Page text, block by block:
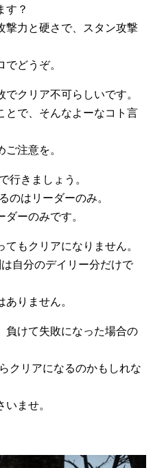
す？
撃力と硬さで、スタン攻撃
どうぞ。
クリア不可らしいです。
とで、そんなよーなコト言
注意を。
行きましょう。
のはリーダーのみ。
ーのみです。
もクリアになりません。
自分のデイリー分だけで
りません。
負けて失敗になった場合の
クリアになるのかもしれな
ませ。